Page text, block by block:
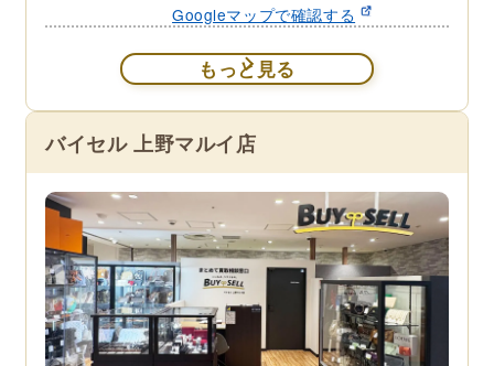
Googleマップで確認する
もっと見る
バイセル 上野マルイ店